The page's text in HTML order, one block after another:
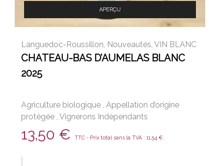
APERÇU
Languedoc-Roussillon Nouveautés VIN BLANC
CHATEAU-BAS D’AUMELAS BLANC
2025
Agriculture biologique , Appellation d’origine
protégée , Vignerons Indépendants
13,50 € TTC - Prix total sans la TVA : 11,54 €